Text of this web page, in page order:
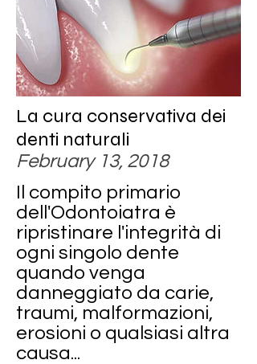
La cura conservativa dei
denti naturali
February 13, 2018
Il compito primario
dell'Odontoiatra è
ripristinare l'integrità di
ogni singolo dente
quando venga
danneggiato da carie,
traumi, malformazioni,
erosioni o qualsiasi altra
causa...